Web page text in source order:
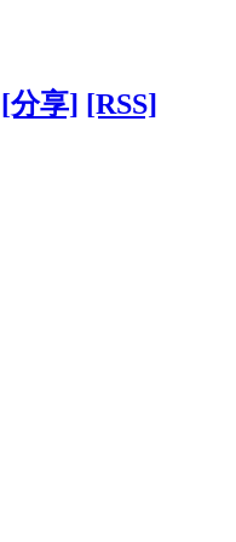
[分享] [RSS]